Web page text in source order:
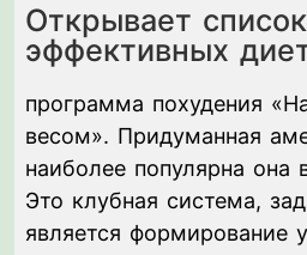
Открывает
эффективных
программа похудения
весом». Придуманная
наиболее популярна она
Это клубная система,
является формирование